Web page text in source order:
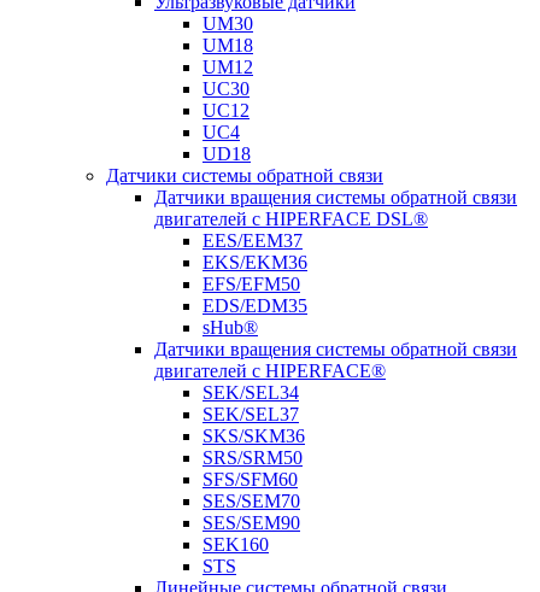
UM30
UM18
UM12
UC30
UC12
UC4
UD18
Датчики системы обратной связи
Датчики вращения системы обратной связи
двигателей с HIPERFACE DSL®
EES/EEM37
EKS/EKM36
EFS/EFM50
EDS/EDM35
sHub®
Датчики вращения системы обратной связи
двигателей с HIPERFACE®
SEK/SEL34
SEK/SEL37
SKS/SKM36
SRS/SRM50
SFS/SFM60
SES/SEM70
SES/SEM90
SEK160
STS
Линейные системы обратной связи